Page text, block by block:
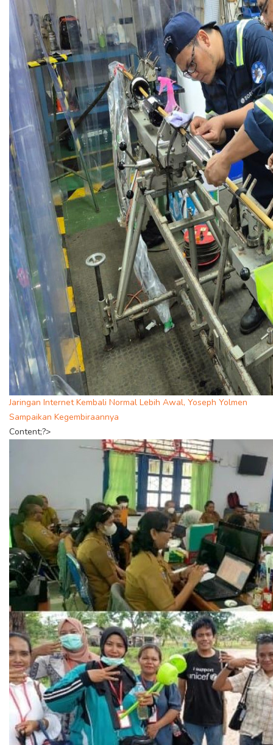
Jaringan Internet Kembali Normal Lebih Awal, Yoseph Yolmen
Sampaikan Kegembiraannya
Content;?>